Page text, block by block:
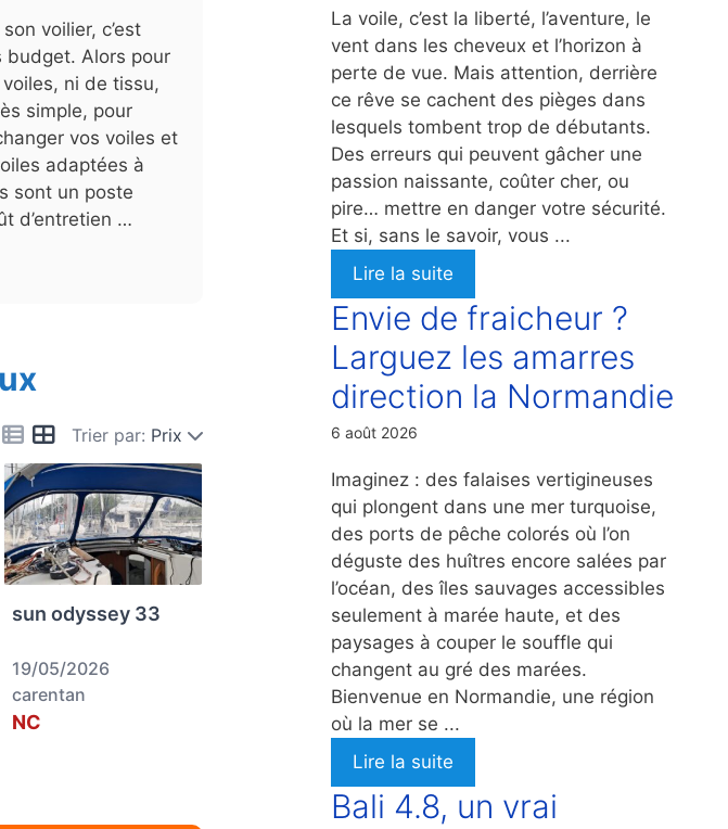
voilier, c’est
budget. Alors pour
ni de tissu,
simple, pour
vos voiles et
adaptées à
sont un poste
d’entretien …
Trier par: Prix
sun odyssey 33
19/05/2026
carentan
NC
La voile, c’est la liberté, l’aventure, le
vent dans les cheveux et l’horizon à
perte de vue. Mais attention, derrière
ce rêve se cachent des pièges dans
lesquels tombent trop de débutants.
Des erreurs qui peuvent gâcher une
passion naissante, coûter cher, ou
pire… mettre en danger votre sécurité.
Et si, sans le savoir, vous ...
Lire la suite
Envie de fraicheur ?
Larguez les amarres
direction la Normandie
6 août 2026
Imaginez : des falaises vertigineuses
qui plongent dans une mer turquoise,
des ports de pêche colorés où l’on
déguste des huîtres encore salées par
l’océan, des îles sauvages accessibles
seulement à marée haute, et des
paysages à couper le souffle qui
changent au gré des marées.
Bienvenue en Normandie, une région
où la mer se ...
Lire la suite
Bali 4.8, un vrai